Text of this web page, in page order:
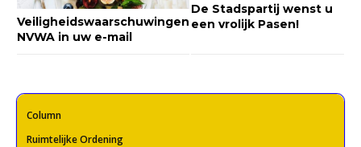
Veiligheidswaarschuwingen
NVWA in uw e-mail
De Stadspartij wenst u
een vrolijk Pasen!
Column
Ruimtelijke Ordening